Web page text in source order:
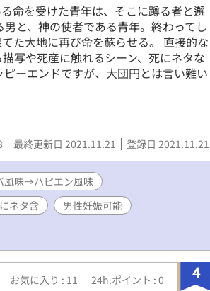
命を受けた青年は、そこに蹲る者と邂
と、神の使者である青年。終わってし
た大地に再び命を蘇らせる。 直接的な
写や死産に触れるシーン、死にネタな
ーエンドですが、大団円とは言い難い
最終更新日 2021.11.21 登録日 2021.11.21
風味→ハピエン風味
ネタ含
男性妊娠可能
4
お気に入り : 11 24h.ポイント : 0